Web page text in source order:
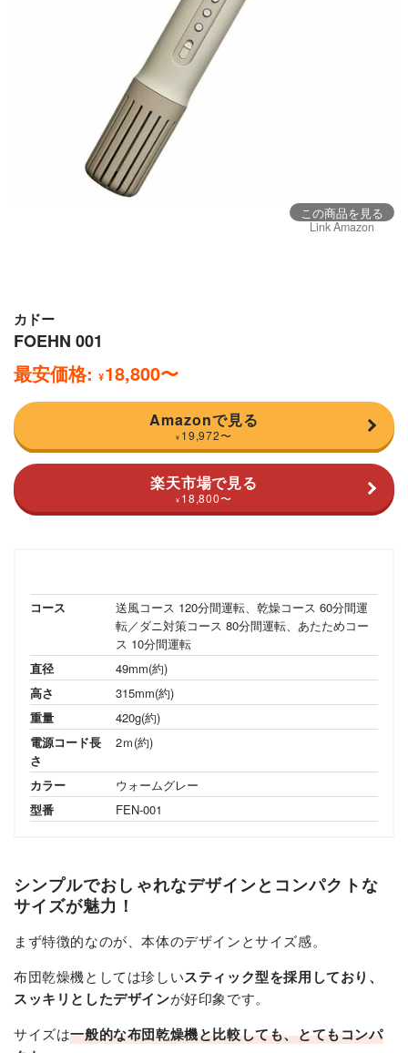
この商品を見る
Link Amazon
カドー
FOEHN 001
最安価格: ¥18,800〜
Amazonで見る
¥ 19,972〜
楽天市場で見る
¥ 18,800〜
コース
送風コース 120分間運転、乾燥コース 60分間運
転／ダニ対策コース 80分間運転、あたためコー
ス 10分間運転
直径
49mm(約)
高さ
315mm(約)
重量
420g(約)
電源コード⻑
さ
2ｍ(約)
カラー
ウォームグレー
型番
FEN-001
シンプルでおしゃれなデザインとコンパクトな
サイズが魅力！
まず特徴的なのが、本体のデザインとサイズ感。
布団乾燥機としては珍しいスティック型を採用しており、
スッキリとしたデザインが好印象です。
サイズは一般的な布団乾燥機と比較しても、とてもコンパ